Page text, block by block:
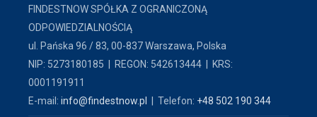
FINDESTNOW SPÓŁKA Z OGRANICZONĄ
ODPOWIEDZIALNOŚCIĄ
ul. Pańska 96 / 83, 00-837 Warszawa, Polska
NIP: 5273180185 | REGON: 542613444 | KRS:
0001191911
E-mail: info@findestnow.pl | Telefon: +48 502 190 344